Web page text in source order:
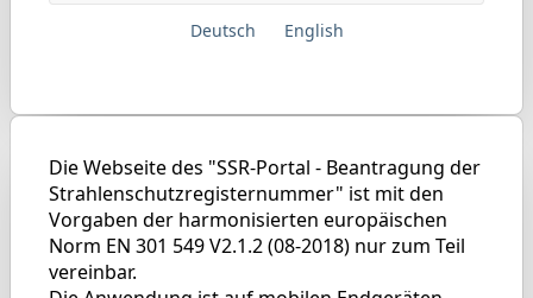
Deutsch English
Die Webseite des "SSR-Portal - Beantragung der
Strahlenschutzregisternummer" ist mit den
Vorgaben der harmonisierten europäischen
Norm EN 301 549 V2.1.2 (08-2018) nur zum Teil
vereinbar.